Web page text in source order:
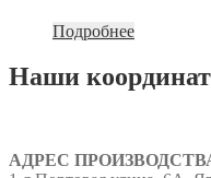
Подробнее
Наши
АДРЕС